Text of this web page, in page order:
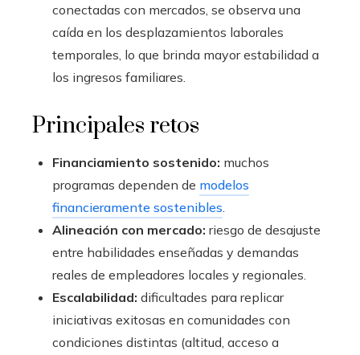
conectadas con mercados, se observa una
caída en los desplazamientos laborales
temporales, lo que brinda mayor estabilidad a
los ingresos familiares.
Principales retos
Financiamiento sostenido: muchos
programas dependen de modelos
financieramente sostenibles
Alineación con mercado: riesgo de desajuste
entre habilidades enseñadas y demandas
reales de empleadores locales y regionales.
Escalabilidad: dificultades para replicar
iniciativas exitosas en comunidades con
condiciones distintas (altitud, acceso a